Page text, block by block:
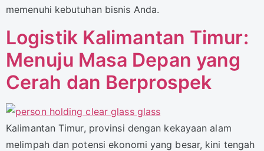
memenuhi kebutuhan bisnis Anda.
Logistik Kalimantan Timur:
Menuju Masa Depan yang
Cerah dan Berprospek
Kalimantan Timur, provinsi dengan kekayaan alam
melimpah dan potensi ekonomi yang besar, kini tengah